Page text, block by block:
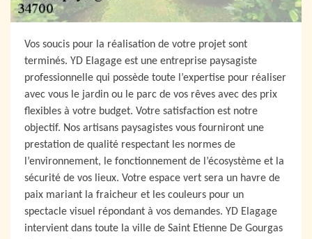
Vos soucis pour la réalisation de votre projet sont
terminés. YD Elagage est une entreprise paysagiste
professionnelle qui possède toute l’expertise pour réaliser
avec vous le jardin ou le parc de vos rêves avec des prix
flexibles à votre budget. Votre satisfaction est notre
objectif. Nos artisans paysagistes vous fourniront une
prestation de qualité respectant les normes de
l’environnement, le fonctionnement de l’écosystème et la
sécurité de vos lieux. Votre espace vert sera un havre de
paix mariant la fraicheur et les couleurs pour un
spectacle visuel répondant à vos demandes. YD Elagage
intervient dans toute la ville de Saint Etienne De Gourgas